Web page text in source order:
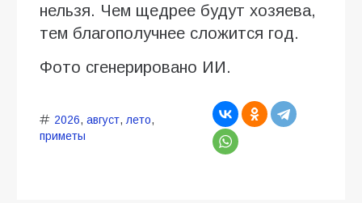
нельзя. Чем щедрее будут хозяева,
тем благополучнее сложится год.
Фото сгенерировано ИИ.
2026, август, лето,
приметы